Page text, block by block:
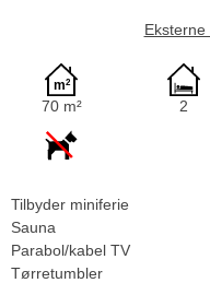
70 m² 2
Tilbyder miniferie
Sauna
Parabol/kabel TV
Tørretumbler